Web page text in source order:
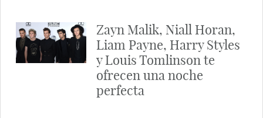
Zayn Malik, Niall Horan,
Liam Payne, Harry Styles
y Louis Tomlinson te
ofrecen una noche
perfecta